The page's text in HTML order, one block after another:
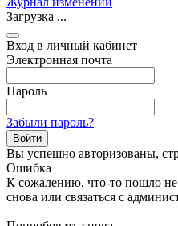
Загрузка ...
Вход в личный кабинет
Электронная почта
Пароль
Забыли пароль?
Вы успешно авторизованы,
Ошибка
К сожалению, что-то пошло
снова или связаться с